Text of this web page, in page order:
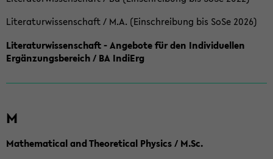
Literaturwissenschaft / M.A. (Einschreibung bis SoSe 2026)
Literaturwissenschaft - Angebote für den Individuellen
Ergänzungsbereich / BA IndiErg
M
Mathematical and Theoretical Physics / M.Sc.